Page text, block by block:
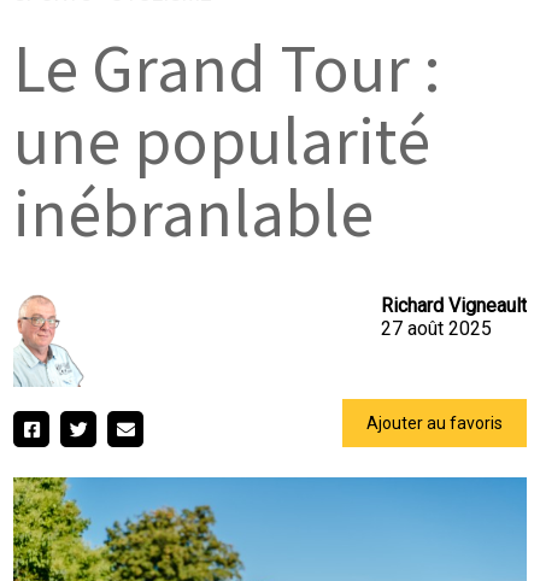
Le Grand Tour :
une popularité
inébranlable
Richard Vigneault
27 août 2025
Ajouter au favoris